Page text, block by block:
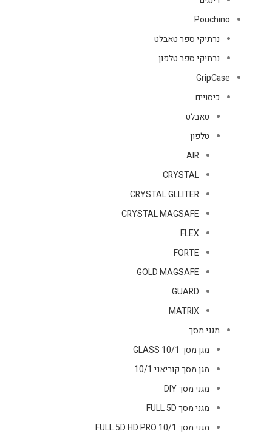
Pouchino
נרתיקי ספר טאבלט
נרתיקי ספר טלפון
GripCase
כיסויים
טאבלט
טלפון
AIR
CRYSTAL
CRYSTAL GLLITER
CRYSTAL MAGSAFE
FLEX
FORTE
GOLD MAGSAFE
GUARD
MATRIX
מגני מסך
מגן מסך GLASS 10/1
מגן מסך קוריאני 10/1
מגני מסך DIY
מגני מסך FULL 5D
מגני מסך FULL 5D HD PRO 10/1